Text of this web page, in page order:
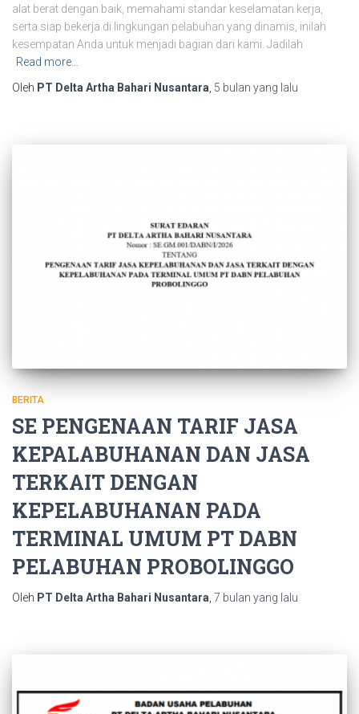
alat berat dengan baik, memahami standar keselamatan kerja,
serta siap bekerja di lingkungan pelabuhan yang dinamis, inilah
kesempatan Anda untuk menjadi bagian dari kami. Jadilah
Read more…
Oleh PT Delta Artha Bahari Nusantara 5 bulan yang lalu
BERITA
SE PENGENAAN TARIF JASA
KEPALABUHANAN DAN JASA
TERKAIT DENGAN
KEPELABUHANAN PADA
TERMINAL UMUM PT DABN
PELABUHAN PROBOLINGGO
Oleh PT Delta Artha Bahari Nusantara 7 bulan yang lalu